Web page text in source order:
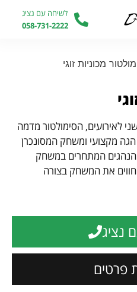
לשיחה עם נציג
058-731-2222
מכוניות זוגי
לאירועים, הסימולטור מדמה
מקצועי ומשחק המסונכרן
הנהגים המתחרים במשחק
את המשחק בצורה
נציג
פרטים